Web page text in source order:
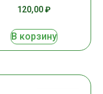
120,00₽
В корзину